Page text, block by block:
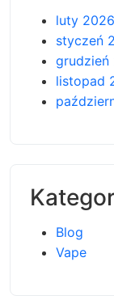
luty 2026
styczeń
grudzień
listopad
Blog
Vape